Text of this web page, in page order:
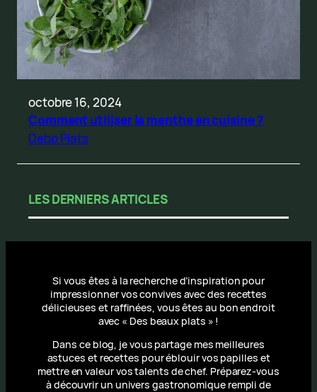
octobre 16, 2024
Comment utiliser la menthe en cuisine ?
Debo Plats
LES DERNIERS ARTICLES
Si vous êtes à la recherche d’inspiration pour
impressionner vos convives avec des recettes
délicieuses et raffinées, vous êtes au bon endroit
avec « Des beaux plats » !
Dans ce blog, je vous partage mes meilleures
astuces et recettes pour éblouir vos papilles et
mettre en valeur vos talents de chef. Préparez-vous
à découvrir un univers gastronomique rempli de